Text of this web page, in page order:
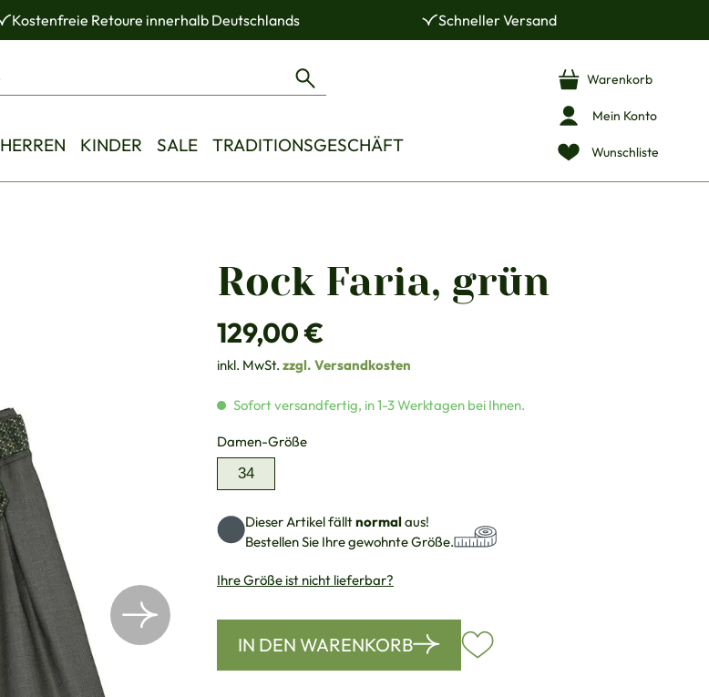
Kostenfreie Retoure innerhalb Deutschlands Schneller Versand
HERREN KINDER SALE TRADITIONSGESCHÄFT Wunschliste
Mein Konto
Warenkorb
Rock Faria, grün
Regulärer Preis:
129,00 €
inkl. MwSt. zzgl. Versandkosten
Sofort versandfertig, in 1-3 Werktagen bei Ihnen.
Damen-Größeauswählen
34
Dieser Artikel fälltnormalaus!
Bestellen Sie Ihre gewohnte Größe.
Ihre Größe ist nicht lieferbar?
IN DEN WARENKORB